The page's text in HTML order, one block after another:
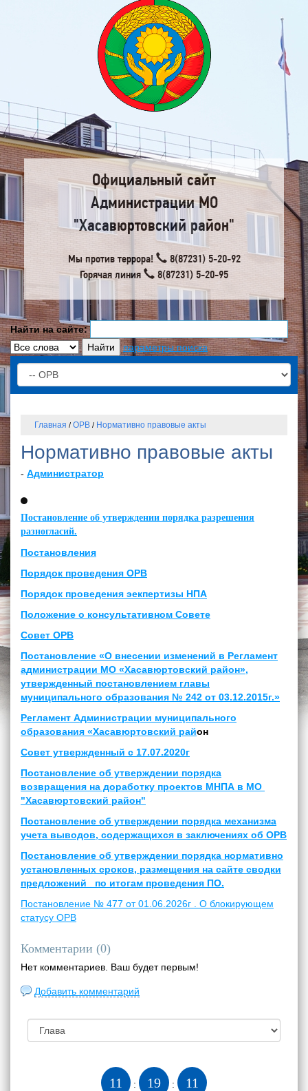
Официальный сайт
Администрации МО
"Хасавюртовский район"
Мы против террора!
8(87231) 5-20-92
Горячая линия
8(87231) 5-20-95
Найти на сайте:
параметры поиска
Главная / ОРВ / Нормативно правовые акты
Нормативно правовые акты
- Администратор
Постановление об утверждении порядка разрешения
разногласий.
Постановления
Порядок проведения ОРВ
Порядок проведения эекпертизы НПА
Положение о консультативном Совете
Совет ОРВ
Постановление «О внесении изменений в Регламент
администрации МО «Хасавюртовский район»,
утвержденный постановлением главы
муниципального образования № 242 от 03.12.2015г.»
Регламент Администрации муниципального
образования «Хасавюртовский район
Совет утвержденный с 17.07.2020г
Постановление об утверждении порядка
возвращения на доработку проектов МНПА в МО
"Хасавюртовский район"
Постановление об утверждении порядка механизма
учета выводов, содержащихся в заключениях об ОРВ
Постановление об утверждении порядка нормативно
установленных сроков, размещения на сайте сводки
предложений по итогам проведения ПО.
Постановление № 477 от 01.06.2026г . О блокирующем
статусу ОРВ
Комментарии (0)
Нет комментариев. Ваш будет первым!
Добавить комментарий
11 : 19 : 11